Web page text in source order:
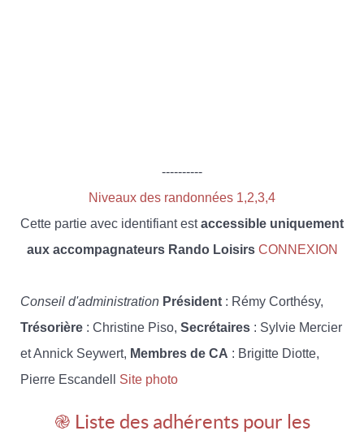
----------
Niveaux des randonnées 1,2,3,4
Cette partie avec identifiant estaccessible uniquement
aux accompagnateurs Rando Loisirs CONNEXION
Conseil d'administration Président : Rémy Corthésy,
Trésorière : Christine Piso, Secrétaires : Sylvie Mercier
et Annick Seywert, Membres de CA : Brigitte Diotte,
Pierre Escandell Site photo
֎ Liste des adhérents pour les